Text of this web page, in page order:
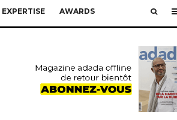
EXPERTISE AWARDS